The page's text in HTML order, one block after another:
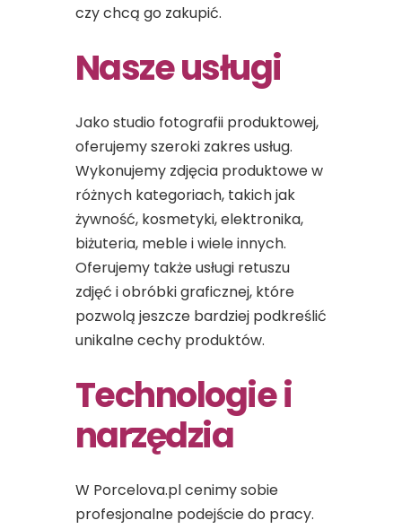
czy chcą go zakupić.
Nasze usługi
Jako studio fotografii produktowej,
oferujemy szeroki zakres usług.
Wykonujemy zdjęcia produktowe w
różnych kategoriach, takich jak
żywność, kosmetyki, elektronika,
biżuteria, meble i wiele innych.
Oferujemy także usługi retuszu
zdjęć i obróbki graficznej, które
pozwolą jeszcze bardziej podkreślić
unikalne cechy produktów.
Technologie i
narzędzia
W Porcelova.pl cenimy sobie
profesjonalne podejście do pracy.